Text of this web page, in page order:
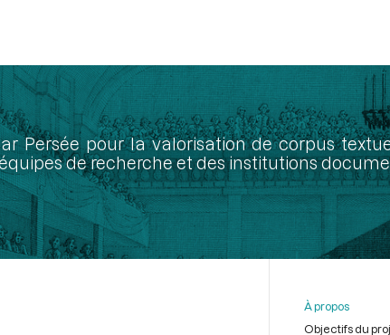
Persée pour la valorisation de corpus
de recherche et des institutions
À propos
Objectifs du